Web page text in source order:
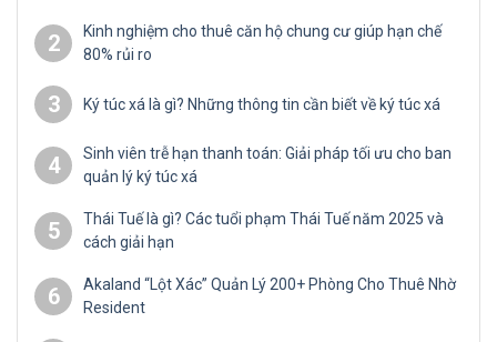
2
Kinh nghiệm cho thuê căn hộ chung cư giúp hạn chế
80% rủi ro
3 Ký túc xá là gì? Những thông tin cần biết về ký túc xá
4
Sinh viên trễ hạn thanh toán: Giải pháp tối ưu cho ban
quản lý ký túc xá
5
Thái Tuế là gì? Các tuổi phạm Thái Tuế năm 2025 và
cách giải hạn
6
Akaland “Lột Xác” Quản Lý 200+ Phòng Cho Thuê Nhờ
Resident